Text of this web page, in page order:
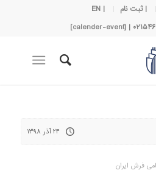
| ثبت نام
| EN
۲۴ آذر ۱۳۹۸
فرش ایران